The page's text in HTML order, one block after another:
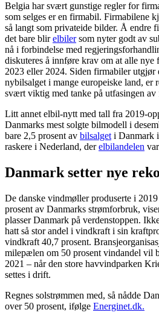
Belgia har svært gunstige regler for
som selges er en firmabil. Firmabilene
så langt som privateide bilder. Å endre
det bare blirelbilersom nyter godt av
nå i forbindelse med
diskuteres å innføre krav om at alle nye
2023 eller 2024. Siden firmabiler utgjør
nybilsalget i mange europeiske land, er
svært viktig med tanke på utfasingen av
Litt annet elbil-nytt med tall fra 2019-
Danmarks mest solgte bilmodell i
bare 2,5 prosent av bilsalget i Danmark
raskere i Nederland, derelbilandelen
Danmark setter nye
De danske vindmøller produserte i
prosent av Danmarks strømforbruk,
plasser Danmark på verdenstoppen.
hatt så stor andel i vindkraft i sin
vindkraft 40,7 prosent.
milepælen om 50 prosent vindandel vil
2021 – når den store havvindparken
settes i drift.
Regnes solstrømmen med, så nådde
over 50 prosent, ifølge Energinet.dk.